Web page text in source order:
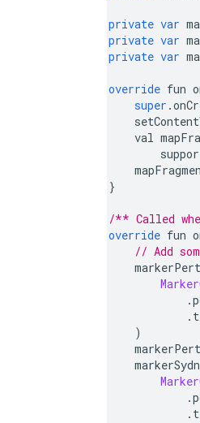
private var
private var
private var
override fun
super .
val
}
/** Called
override fun
// Add
.
.
)
.
.